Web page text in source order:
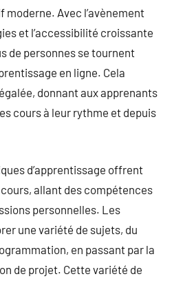
moderne. Avec l’avènement
et l’accessibilité croissante
de personnes se tournent
en ligne. Cela
donnant aux apprenants
cours à leur rythme et depuis
d’apprentissage offrent
allant des compétences
personnelles. Les
une variété de sujets, du
en passant par la
de projet. Cette variété de